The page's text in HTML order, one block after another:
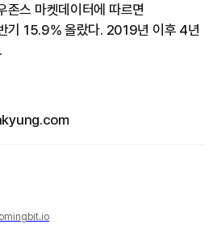
존스 마켓데이터에 따르면
기 15.9% 올랐다. 2019년 이후 4년